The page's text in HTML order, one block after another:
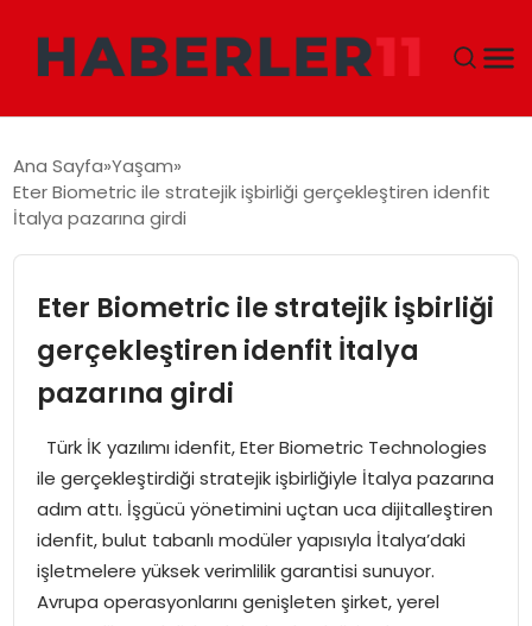
DÜNYA
TEKNOLOJI
EĞITIM
MAGAZIN
SPOR
Ana Sayfa Yaşam
Eter Biometric ile stratejik işbirliği gerçekleştiren idenfit
İtalya pazarına girdi
Eter Biometric ile stratejik işbirliği
gerçekleştiren idenfit İtalya
pazarına girdi
Türk İK yazılımı idenfit, Eter Biometric Technologies
ile gerçekleştirdiği stratejik işbirliğiyle İtalya pazarına
adım attı. İşgücü yönetimini uçtan uca dijitalleştiren
idenfit, bulut tabanlı modüler yapısıyla İtalya’daki
işletmelere yüksek verimlilik garantisi sunuyor.
Avrupa operasyonlarını genişleten şirket, yerel